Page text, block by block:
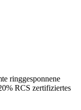
ringgesponnene
RCS zertifiziertes